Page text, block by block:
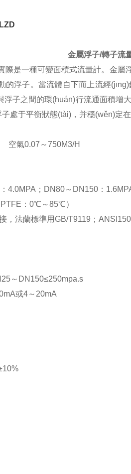
金屬浮子/轉子流
際是一種可變面積式流量計。金屬
的浮子。當流體自下而上流經
浮子之間的環(huán)行流通面積增
處于平衡狀態(tài)，并穩(wěn)定
氣0.07～750M3/H
；DN80～DN150：
：0℃～85℃）
法蘭標準用GB/T9119；
～DN150≤250mpa.s
或4～20mA